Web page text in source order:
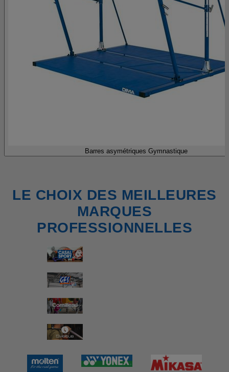
Barres asymétriques Gymnastique
LE CHOIX DES MEILLEURES
MARQUES
PROFESSIONNELLES